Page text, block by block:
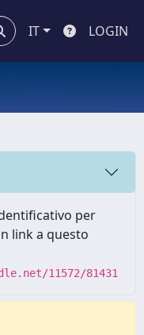
IT LOGIN
per
link a questo
11572/81431